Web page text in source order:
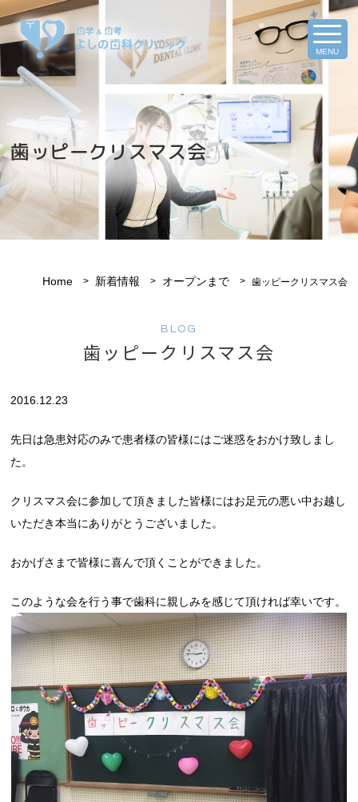
MENU
歯ッピークリスマス会
Home 新着情報 オープンまで 歯ッピークリスマス会
BLOG
歯ッピークリスマス会
2016.12.23
先日は急患対応のみで患者様の皆様にはご迷惑をおかけ致しまし
た。
クリスマス会に参加して頂きました皆様にはお足元の悪い中お越し
いただき本当にありがとうございました。
おかげさまで皆様に喜んで頂くことができました。
このような会を行う事で歯科に親しみを感じて頂ければ幸いです。